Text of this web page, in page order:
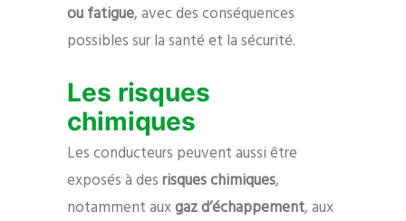
ou fatigue, avec des conséquences
possibles sur la santé et la sécurité.
Les risques
chimiques
Les conducteurs peuvent aussi être
exposés à desrisques chimiques,
notamment auxgaz d’échappement, aux